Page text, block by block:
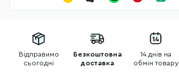
Відправимо
сьогодні
Безкоштовна
доставка
14 днів на
обмін товару